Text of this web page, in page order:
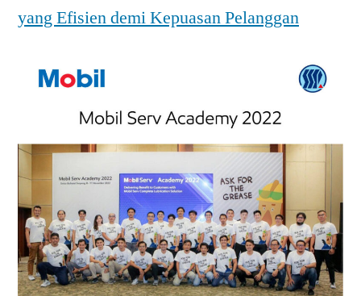
yang Efisien demi Kepuasan Pelanggan